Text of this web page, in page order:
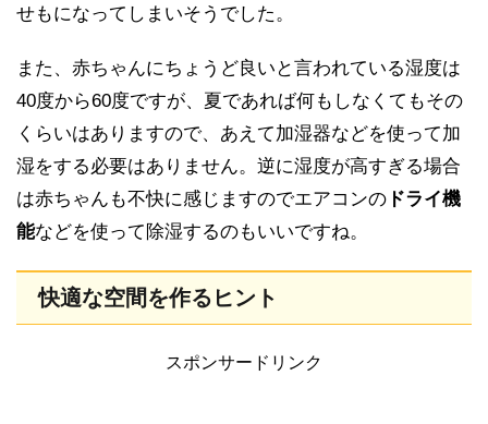
せもになってしまいそうでした。
また、赤ちゃんにちょうど良いと言われている湿度は
40度から60度ですが、夏であれば何もしなくてもその
くらいはありますので、あえて加湿器などを使って加
湿をする必要はありません。逆に湿度が高すぎる場合
は赤ちゃんも不快に感じますのでエアコンの ドライ機
能などを使って除湿するのもいいですね。
快適な空間を作るヒント
スポンサードリンク